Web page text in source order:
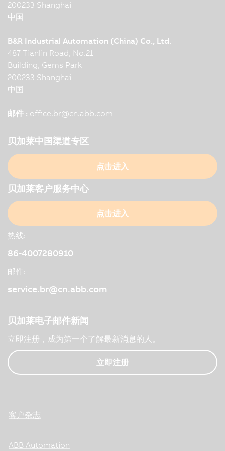
200233 Shanghai
中国
B&R Industrial Automation (China) Co., Ltd.
487 Tianlin Road, No.21
Building, Gems Park
200233 Shanghai
中国
邮件 : office.br@cn.abb.com
贝加莱中国渠道专区
点击进入
贝加莱客户服务中心
点击进入
热线:
86-4007280910
邮件:
service.br@cn.abb.com
贝加莱电子邮件新闻
立即注册，成为第一个了解最新消息的人。
立即注册
客户杂志
ABB Automation